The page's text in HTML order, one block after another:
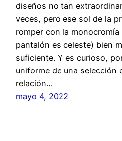
diseños no tan
veces, pero ese sol de la
romper con la monocromía
pantalón es celeste) bien
suficiente. Y es curioso,
uniforme de una selección
relación…
mayo 4, 2022